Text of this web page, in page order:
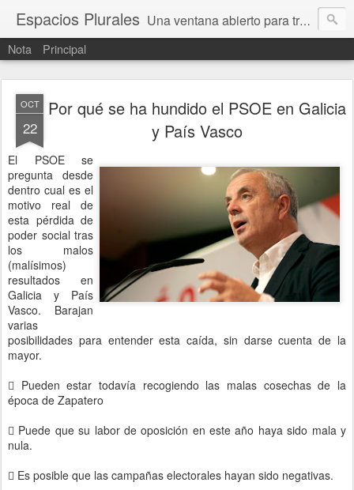
Espacios Plurales Una ventana abierto para tratar problemas que nos afectan a todxs. Temas sociales, educación, cultura, economía, política, derechos, calidad de vida. Estamos gobernados, pero queremos una calidad mayor en la política.
Nota Principal
OCT
22
Por qué se ha hundido el PSOE en Galicia
y País Vasco
El PSOE se
pregunta desde
dentro cual es el
motivo real de
esta pérdida de
poder social tras
los malos
(malísimos)
resultados en
Galicia y País
Vasco. Barajan
varias
posibilidades para entender esta caída, sin darse cuenta de la
mayor.
 Pueden estar todavía recogiendo las malas cosechas de la
época de Zapatero
 Puede que su labor de oposición en este año haya sido mala y
nula.
 Es posible que las campañas electorales hayan sido negativas.